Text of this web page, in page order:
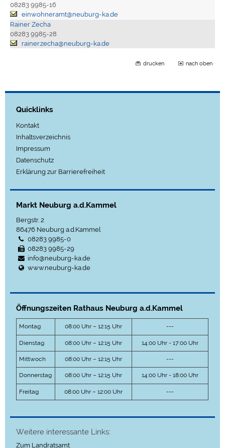
08283 9985-16
einwohneramt@neuburg-ka.de
Rainer Zecha
08283 9985-28
rainer.zecha@neuburg-ka.de
drucken nach oben
Quicklinks
Kontakt
Inhaltsverzeichnis
Impressum
Datenschutz
Erklärung zur Barrierefreiheit
Markt Neuburg a.d.Kammel
Bergstr. 2
86476 Neuburg a.d.Kammel
08283 9985-0
08283 9985-29
info@neuburg-ka.de
www.neuburg-ka.de
Öffnungszeiten Rathaus Neuburg a.d.Kammel
Montag 08:00 Uhr – 12:15 Uhr ---
Dienstag 08:00 Uhr – 12:15 Uhr 14:00 Uhr - 17:00 Uhr
Mittwoch 08:00 Uhr – 12:15 Uhr ---
Donnerstag 08:00 Uhr – 12:15 Uhr 14:00 Uhr - 18:00 Uhr
Freitag 08:00 Uhr – 12:00 Uhr ---
Weitere interessante Links:
Zum Landratsamt